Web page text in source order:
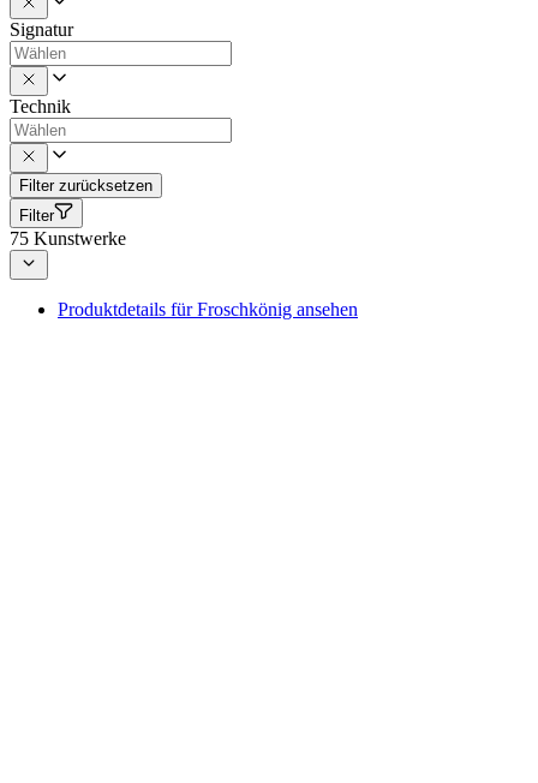
Signatur
Technik
Filter zurücksetzen
Filter
75 Kunstwerke
Produktdetails für Froschkönig ansehen